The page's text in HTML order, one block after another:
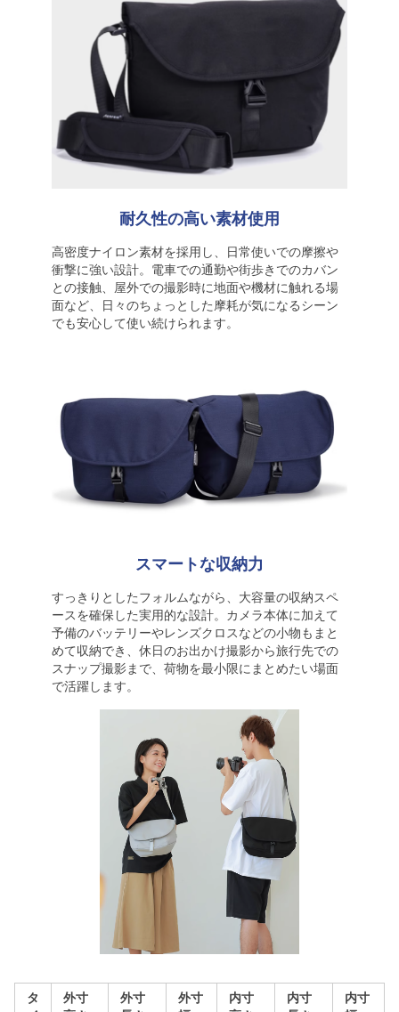
耐久性の高い素材使用
高密度ナイロン素材を採用し、日常使いでの摩擦や
衝撃に強い設計。電車での通勤や街歩きでのカバン
との接触、屋外での撮影時に地面や機材に触れる場
面など、日々のちょっとした摩耗が気になるシーン
でも安心して使い続けられます。
スマートな収納力
すっきりとしたフォルムながら、大容量の収納スペ
ースを確保した実用的な設計。カメラ本体に加えて
予備のバッテリーやレンズクロスなどの小物もまと
めて収納でき、休日のお出かけ撮影から旅行先での
スナップ撮影まで、荷物を最小限にまとめたい場面
で活躍します。
タ
外寸
外寸
外寸
内寸
内寸
内寸